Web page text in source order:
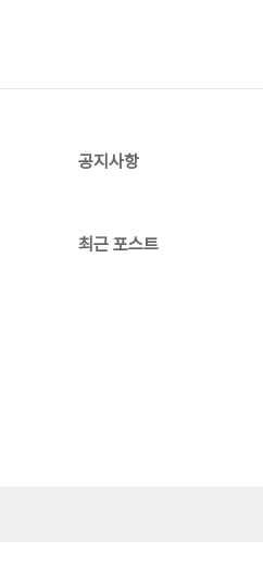
공지사항
최근 포스트